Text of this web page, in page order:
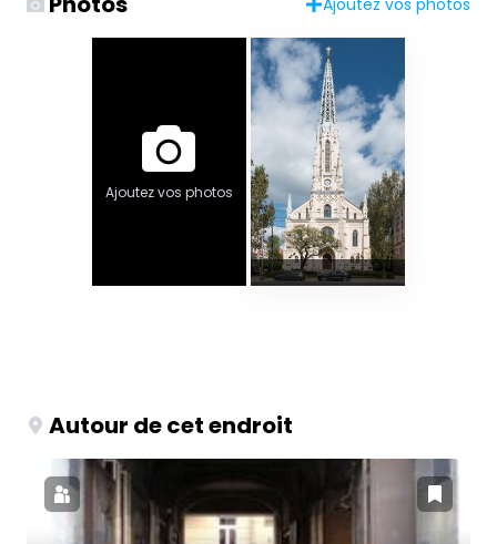
Ajoutez vos photos
Autour de cet endroit